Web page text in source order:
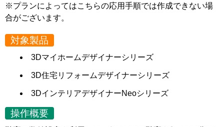
※プランによってはこちらの応用手順では作成できない場
合がございます。
対象製品
3Dマイホームデザイナーシリーズ
3D住宅リフォームデザイナーシリーズ
3DインテリアデザイナーNeoシリーズ
操作概要